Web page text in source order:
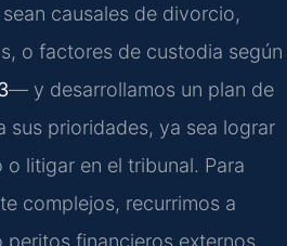
causales de divorcio,
o factores de custodia según
— y desarrollamos un plan de
sus prioridades, ya sea lograr
litigar en el tribunal. Para
complejos, recurrimos a
financieros externos,